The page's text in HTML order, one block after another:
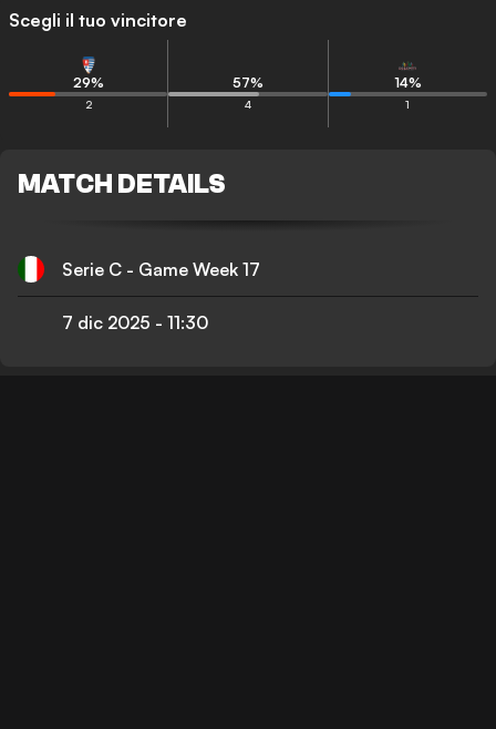
Scegli il tuo vincitore
29%
2
57%
4
14%
1
MATCH DETAILS
Serie C - Game Week 17
7 dic 2025 - 11:30